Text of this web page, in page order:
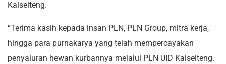
Kalselteng.
“Terima kasih kepada insan PLN, PLN Group, mitra kerja,
hingga para purnakarya yang telah mempercayakan
penyaluran hewan kurbannya melalui PLN UID Kalselteng.